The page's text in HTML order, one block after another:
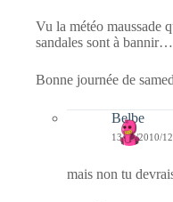
Vu la météo maussade
sandales sont à bannir…
Bonne journée de
Belbe
13/11/2010/
mais non tu